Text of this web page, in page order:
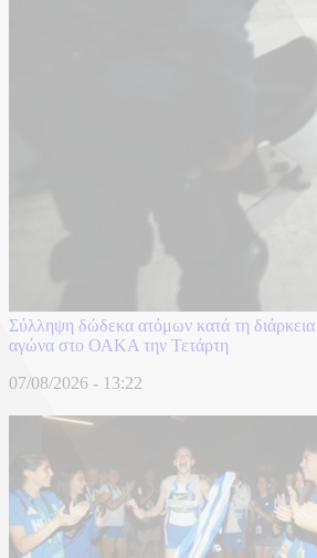
Σύλληψη δώδεκα ατόμων κατά τη
αγώνα στο ΟΑΚΑ την Τετάρτη
07/08/2026 - 13:22